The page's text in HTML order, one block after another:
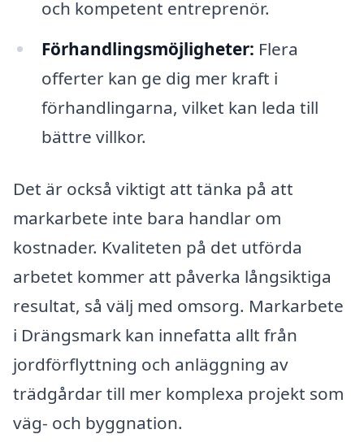
och kompetent entreprenör.
Förhandlingsmöjligheter: Flera
offerter kan ge dig mer kraft i
förhandlingarna, vilket kan leda till
bättre villkor.
Det är också viktigt att tänka på att
markarbete inte bara handlar om
kostnader. Kvaliteten på det utförda
arbetet kommer att påverka långsiktiga
resultat, så välj med omsorg. Markarbete
i Drängsmark kan innefatta allt från
jordförflyttning och anläggning av
trädgårdar till mer komplexa projekt som
väg- och byggnation.